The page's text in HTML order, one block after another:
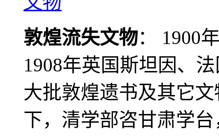
敦煌流失文物： 1900
1908年英国斯坦因、
大批敦煌遗书及其它
下，清学部咨甘肃学